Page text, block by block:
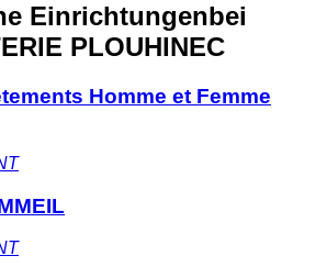
Einrichtungenbei
PLOUHINEC
Homme et Femme